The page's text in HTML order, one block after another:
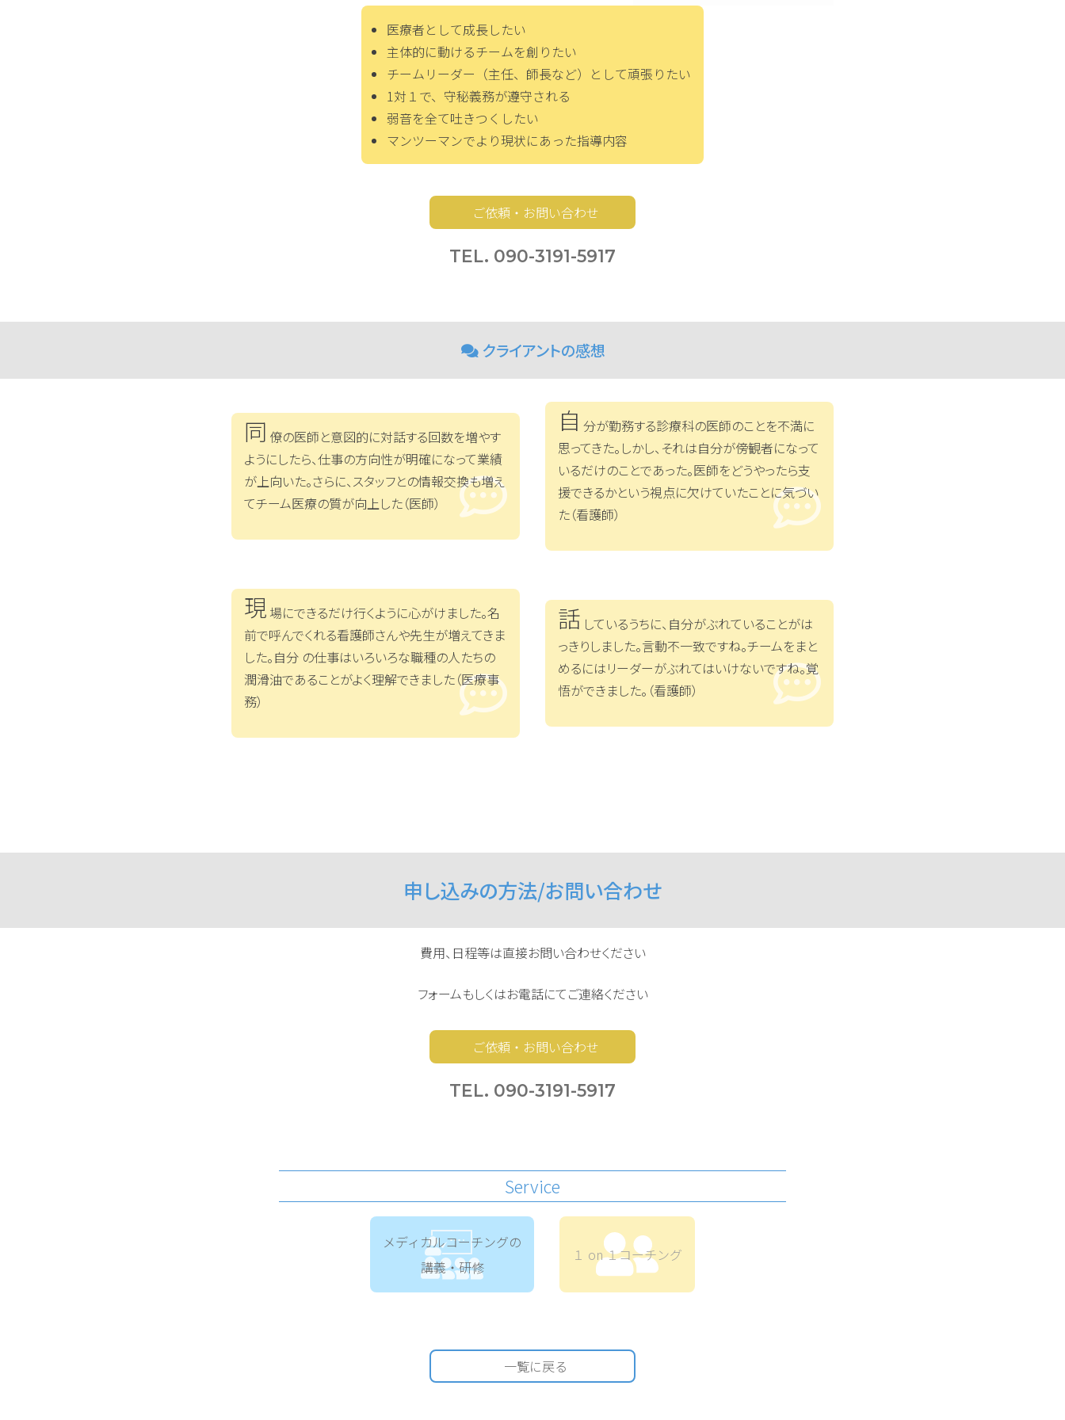
医療者として成長したい
主体的に動けるチームを創りたい
チームリーダー（主任、師長など）として頑張りたい
1対１で、守秘義務が遵守される
弱音を全て吐きつくしたい
マンツーマンでより現状にあった指導内容
ご依頼・お問い合わせ
TEL. 090-3191-5917
クライアントの感想
同 僚の医師と意図的に対話する回数を増やす
ようにしたら、仕事の方向性が明確になって業績
が上向いた。さらに、スタッフとの情報交換も増え
てチーム医療の質が向上した（医師）
自 分が勤務する診療科の医師のことを不満に
思ってきた。しかし、それは自分が傍観者になって
いるだけのことであった。医師をどうやったら支
援できるかという視点に欠けていたことに気づい
た（看護師）
現 場にできるだけ行くように心がけました。名
前で呼んでくれる看護師さんや先生が増えてきま
した。自分 の仕事はいろいろな職種の人たちの
潤滑油であることがよく理解できました（医療事
務）
話 しているうちに、自分がぶれていることがは
っきりしました。言動不一致ですね。チームをまと
めるにはリーダーがぶれてはいけないですね。覚
悟ができました。（看護師）
申し込みの方法/お問い合わせ
費用、日程等は直接お問い合わせください
フォームもしくはお電話にてご連絡ください
ご依頼・お問い合わせ
TEL. 090-3191-5917
Service
メディカルコーチングの
講義・研修
１ on １コーチング
一覧に戻る